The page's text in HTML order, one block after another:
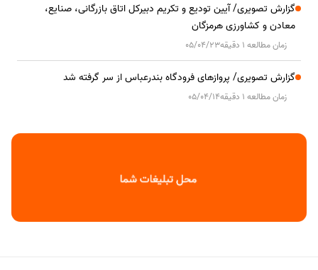
گزارش تصویری/ آیین تودیع و تکریم دبیرکل اتاق بازرگانی، صنایع،
معادن و کشاورزی هرمزگان
زمان مطالعه 1 دقیقه 05/04/23
گزارش تصویری/ پروازهای فرودگاه بندرعباس از سر گرفته شد
زمان مطالعه 1 دقیقه 05/04/14